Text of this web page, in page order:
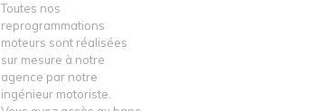
Toutes nos
reprogrammations
moteurs sont réalisées
sur mesure à notre
agence par notre
ingénieur motoriste.